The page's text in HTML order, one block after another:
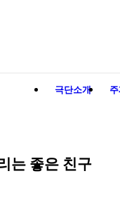
극단소개
는 좋은 친구